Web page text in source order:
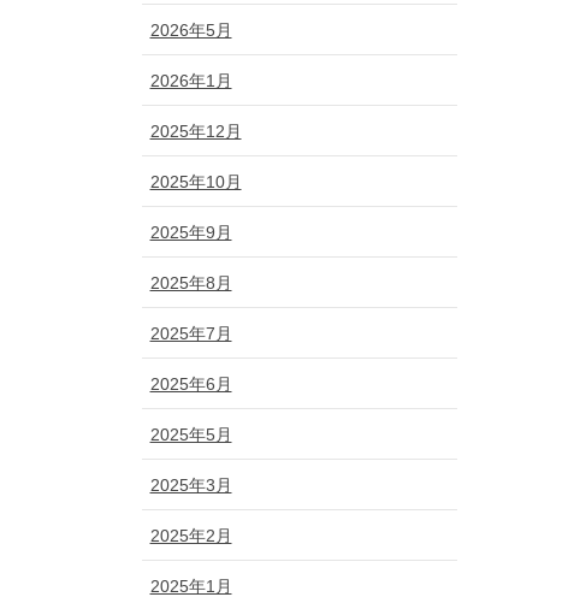
2026年5月
2026年1月
2025年12月
2025年10月
2025年9月
2025年8月
2025年7月
2025年6月
2025年5月
2025年3月
2025年2月
2025年1月